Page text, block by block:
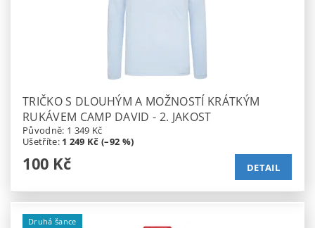
TRIČKO S DLOUHÝM A MOŽNOSTÍ KRÁTKÝM
RUKÁVEM CAMP DAVID - 2. JAKOST
Původně: 1 349 Kč
Ušetříte: 1 249 Kč (–92 %)
100 Kč DETAIL
Druhá šance